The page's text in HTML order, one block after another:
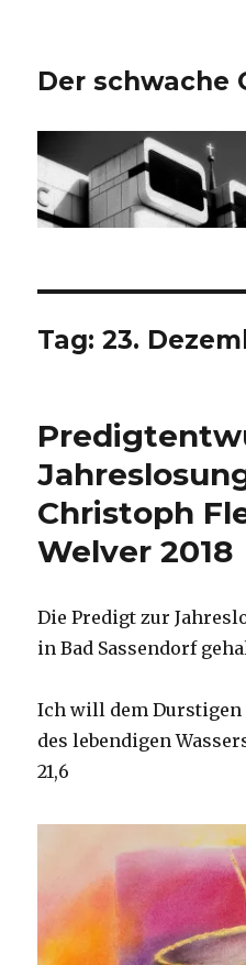
Der schwache
Tag:23.
Christoph
Welver 2018
Die Predigt zur
in Bad Sassendorf
Ich will dem Durstigen
des lebendigen
21,6